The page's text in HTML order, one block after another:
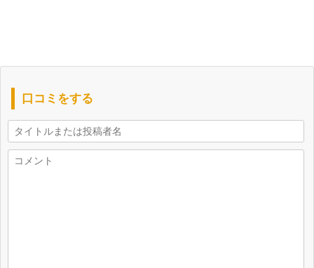
口コミをする